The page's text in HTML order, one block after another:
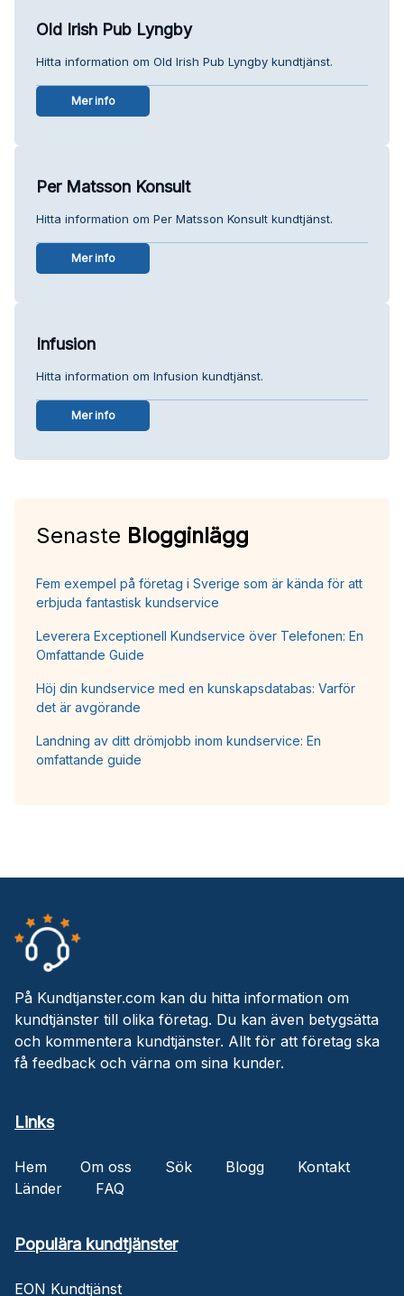
Old Irish Pub Lyngby
Hitta information om Old Irish Pub Lyngby kundtjänst.
Mer info
Per Matsson Konsult
Hitta information om Per Matsson Konsult kundtjänst.
Mer info
Infusion
Hitta information om Infusion kundtjänst.
Mer info
Senaste Blogginlägg
Fem exempel på företag i Sverige som är kända för att
erbjuda fantastisk kundservice
Leverera Exceptionell Kundservice över Telefonen: En
Omfattande Guide
Höj din kundservice med en kunskapsdatabas: Varför
det är avgörande
Landning av ditt drömjobb inom kundservice: En
omfattande guide
På Kundtjanster.com kan du hitta information om
kundtjänster till olika företag. Du kan även betygsätta
och kommentera kundtjänster. Allt för att företag ska
få feedback och värna om sina kunder.
Links
Hem Om oss Sök Blogg
Kontakt
Länder
FAQ
Populära kundtjänster
EON Kundtjänst